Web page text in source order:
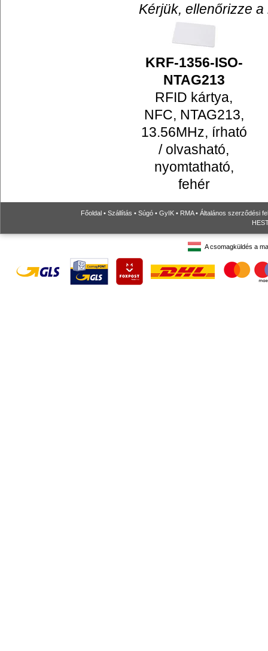
Kérjük, ellenőrizze
KRF-1356-ISO-
NTAG213
RFID kártya,
NFC, NTAG213,
13.56MHz, írható
/ olvasható,
nyomtatható,
fehér
Főoldal • Szállítás • Súgó • GyIK • RMA• Általános szerződési
A csomagküldés a